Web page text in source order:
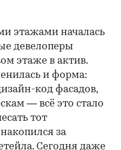
этажами началась
девелоперы
этаже в актив.
и форма:
код фасадов,
— всё это стало
тот
за
Сегодня даже